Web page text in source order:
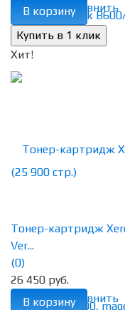
избранное сравнить
В корзину
Хит!
избранное сравнить
Тонер-картридж
Ver...
(0)
26 450 руб.
В корзину